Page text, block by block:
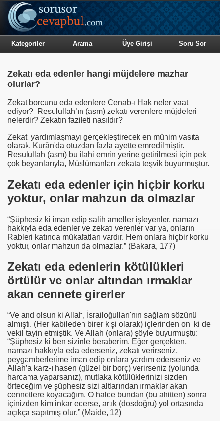
Kategoriler Arama Üye Girişi Soru Sor
Zekatı eda edenler hangi müjdelere mazhar
olurlar?
Zekat borcunu eda edenlere Cenab-ı Hak neler vaat
ediyor? Resulullah’ın (asm) zekatı verenlere müjdeleri
nelerdir? Zekatın fazileti nasıldır?
Zekat, yardımlaşmayı gerçekleştirecek en mühim vasıta
olarak, Kurân'da otuzdan fazla ayette emredilmiştir.
Resulullah (asm) bu ilahi emrin yerine getirilmesi için pek
çok beyanlarıyla, Müslümanları zekata teşvik buyurmuştur.
Zekatı eda edenler için hiçbir korku
yoktur, onlar mahzun da olmazlar
“Şüphesiz ki iman edip salih ameller işleyenler, namazı
hakkıyla eda edenler ve zekatı verenler var ya, onların
Rableri katında mükafatları vardır. Hem onlara hiçbir korku
yoktur, onlar mahzun da olmazlar.” (Bakara, 177)
Zekatı eda edenlerin kötülükleri
örtülür ve onlar altından ırmaklar
akan cennete girerler
“Ve and olsun ki Allah, İsrailoğulları'nın sağlam sözünü
almıştı. (Her kabileden birer kişi olarak) içlerinden on iki de
vekil tayin etmiştik. Ve Allah (onlara) şöyle buyurmuştu:
“Şüphesiz ki ben sizinle beraberim. Eğer gerçekten,
namazı hakkıyla eda ederseniz, zekatı verirseniz,
peygamberlerime iman edip onlara yardım ederseniz ve
Allah’a karz-ı hasen (güzel bir borç) verirseniz (yolunda
harcama yaparsanız), mutlaka kötülüklerinizi sizden
örteceğim ve şüphesiz sizi altlarından ırmaklar akan
cennetlere koyacağım. O halde bundan (bu ahitten) sonra
içinizden kim inkar ederse, artık (dosdoğru) yol ortasında
açıkça sapıtmış olur.” (Maide, 12)